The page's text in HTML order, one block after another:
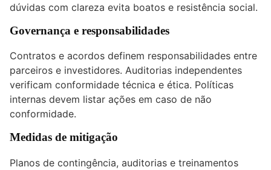
dúvidas com clareza evita boatos e resistência social.
Governança e responsabilidades
Contratos e acordos definem responsabilidades entre
parceiros e investidores. Auditorias independentes
verificam conformidade técnica e ética. Políticas
internas devem listar ações em caso de não
conformidade.
Medidas de mitigação
Planos de contingência, auditorias e treinamentos